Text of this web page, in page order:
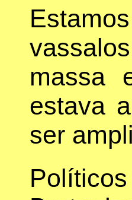
massa
estava
ser